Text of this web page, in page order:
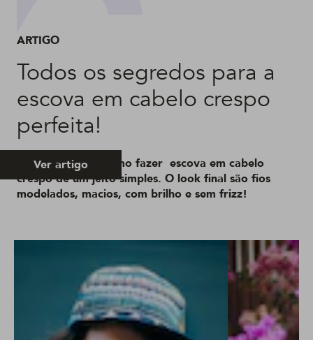
ARTIGO
Todos os segredos para a
escova em cabelo crespo
perfeita!
Os segredos de como fazer escova em cabelo
crespo de um jeito simples. O look final são fios
modelados, macios, com brilho e sem frizz!
Ver artigo